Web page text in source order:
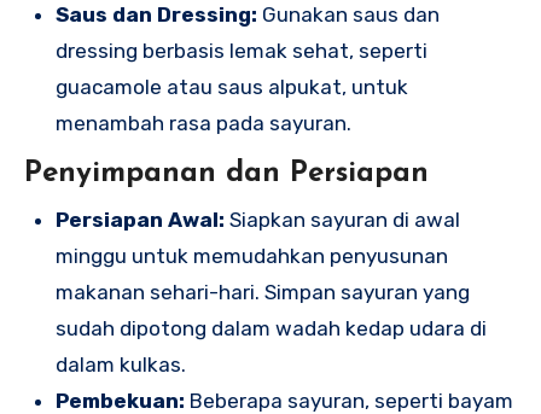
Saus dan Dressing: Gunakan saus dan
dressing berbasis lemak sehat, seperti
guacamole atau saus alpukat, untuk
menambah rasa pada sayuran.
Penyimpanan dan Persiapan
Persiapan Awal: Siapkan sayuran di awal
minggu untuk memudahkan penyusunan
makanan sehari-hari. Simpan sayuran yang
sudah dipotong dalam wadah kedap udara di
dalam kulkas.
Pembekuan: Beberapa sayuran, seperti bayam